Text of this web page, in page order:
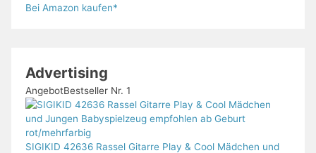
Bei Amazon kaufen*
Advertising
AngebotBestseller Nr. 1
SIGIKID 42636 Rassel Gitarre Play & Cool Mädchen und